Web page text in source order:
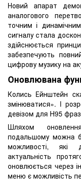
Новий апарат
аналогового
точним і
сигналу стала
здійснюється
забезпечують
цифрову музику на
Оновлювана
Колись Ейнштейн
змінюватися». І
девізом для H95
Шляхом
подальшому можна
можливості, які
актуальність
оновлюється через
меню є можливість